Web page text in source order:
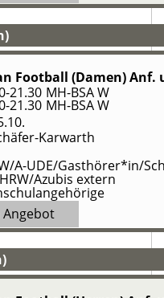
Football (Damen)Anf.
21.30 MH-BSA W
21.30 MH-BSA W
Karwarth
A-UDE/Gasthörer*in/
Azubis extern
Angebot